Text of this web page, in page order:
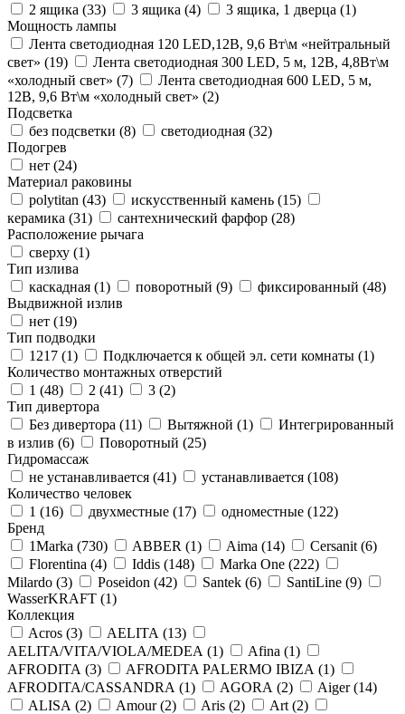
2 ящика (33) 3 ящика (4) 3 ящика, 1 дверца (1)
Мощность лампы
Лента светодиодная 120 LED,12В, 9,6 Вт\м «нейтральный
свет» (19)
Лента светодиодная 300 LED, 5 м, 12В, 4,8Вт\м
«холодный свет» (7)
Лента светодиодная 600 LED, 5 м,
12В, 9,6 Вт\м «холодный свет» (2)
Подсветка
без подсветки (8) светодиодная (32)
Подогрев
нет (24)
Материал раковины
polytitan (43) искусственный камень (15)
керамика (31) сантехнический фарфор (28)
Расположение рычага
сверху (1)
Тип излива
каскадная (1) поворотный (9) фиксированный (48)
Выдвижной излив
нет (19)
Тип подводки
1217 (1) Подключается к общей эл. сети комнаты (1)
Количество монтажных отверстий
1 (48) 2 (41) 3 (2)
Тип дивертора
Без дивертора (11) Вытяжной (1)
Интегрированный
в излив (6) Поворотный (25)
Гидромассаж
не устанавливается (41) устанавливается (108)
Количество человек
1 (16) двухместные (17) одноместные (122)
Бренд
1Marka (730) ABBER (1) Aima (14) Cersanit (6)
Florentina (4) Iddis (148) Marka One (222)
Milardo (3) Poseidon (42) Santek (6) SantiLine (9)
WasserKRAFT (1)
Коллекция
Acros (3) AELITA (13)
AELITA/VITA/VIOLA/MEDEA (1) Afina (1)
AFRODITA (3) AFRODITA PALERMO IBIZA (1)
AFRODITA/CASSANDRA (1) AGORA (2) Aiger (14)
ALISA (2) Amour (2) Aris (2) Art (2)